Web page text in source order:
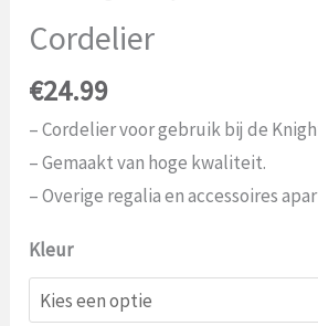
Cordelier
€24.99
– Cordelier voor gebruik bij de
– Gemaakt van hoge kwaliteit.
– Overige regalia en accessoires
Kleur